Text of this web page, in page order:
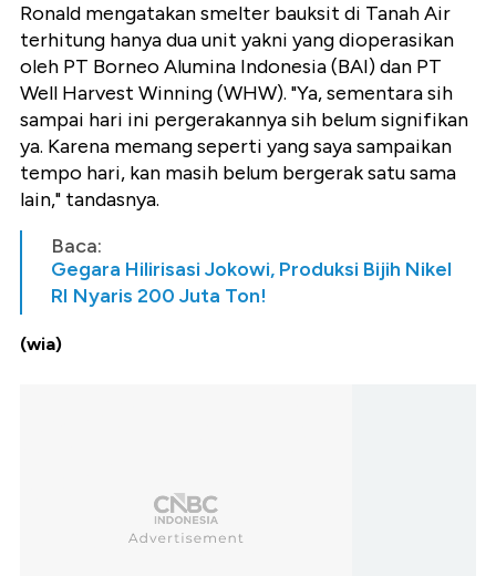
Ronald mengatakan smelter bauksit di Tanah Air
terhitung hanya dua unit yakni yang dioperasikan
oleh PT Borneo Alumina Indonesia (BAI) dan PT
Well Harvest Winning (WHW). "Ya, sementara sih
sampai hari ini pergerakannya sih belum signifikan
ya. Karena memang seperti yang saya sampaikan
tempo hari, kan masih belum bergerak satu sama
lain," tandasnya.
Baca:
Gegara Hilirisasi Jokowi, Produksi Bijih Nikel
RI Nyaris 200 Juta Ton!
(wia)